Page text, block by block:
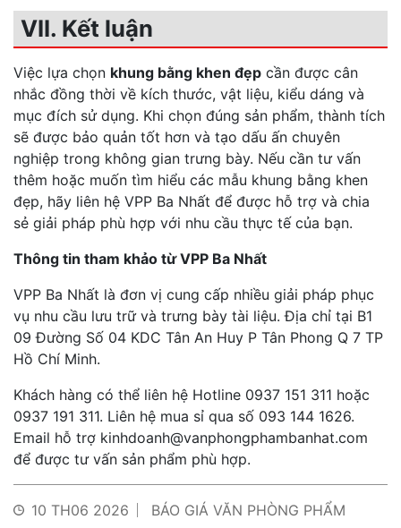
VII. Kết luận
Việc lựa chọn khung bằng khen đẹp cần được cân
nhắc đồng thời về kích thước, vật liệu, kiểu dáng và
mục đích sử dụng. Khi chọn đúng sản phẩm, thành tích
sẽ được bảo quản tốt hơn và tạo dấu ấn chuyên
nghiệp trong không gian trưng bày. Nếu cần tư vấn
thêm hoặc muốn tìm hiểu các mẫu khung bằng khen
đẹp, hãy liên hệ VPP Ba Nhất để được hỗ trợ và chia
sẻ giải pháp phù hợp với nhu cầu thực tế của bạn.
Thông tin tham khảo từ VPP Ba Nhất
VPP Ba Nhất là đơn vị cung cấp nhiều giải pháp phục
vụ nhu cầu lưu trữ và trưng bày tài liệu. Địa chỉ tại B1
09 Đường Số 04 KDC Tân An Huy P Tân Phong Q 7 TP
Hồ Chí Minh.
Khách hàng có thể liên hệ Hotline 0937 151 311 hoặc
0937 191 311. Liên hệ mua sỉ qua số 093 144 1626.
Email hỗ trợ kinhdoanh@vanphongphambanhat.com
để được tư vấn sản phẩm phù hợp.
10 TH06 2026 BÁO GIÁ VĂN PHÒNG PHẨM